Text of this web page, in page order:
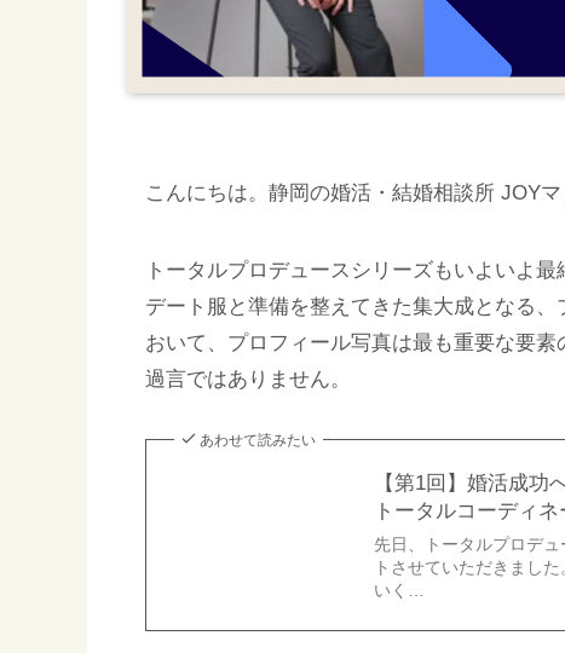
こんにちは。静岡の婚活・結婚相談所 JOY
トータルプロデュースシリーズもいよいよ
デート服と準備を整えてきた集大成となる
おいて、プロフィール写真は最も重要な要
過言ではありません。
あわせて読みたい
【第1回】婚活成
トータルコーディネ
先日、トータルプロデ
トさせていただきまし
いく…